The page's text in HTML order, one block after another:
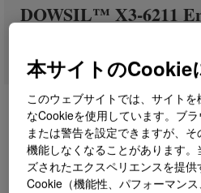
DOWSIL™ X3-6211
本サイトのCookie
このウェブサイトでは、サイト
なCookieを使用しています。ブ
または警告を設定できますが、
機能しなくなることがあります
ズされたエクスペリエンスを提
Cookie（機能性、パフォーマン